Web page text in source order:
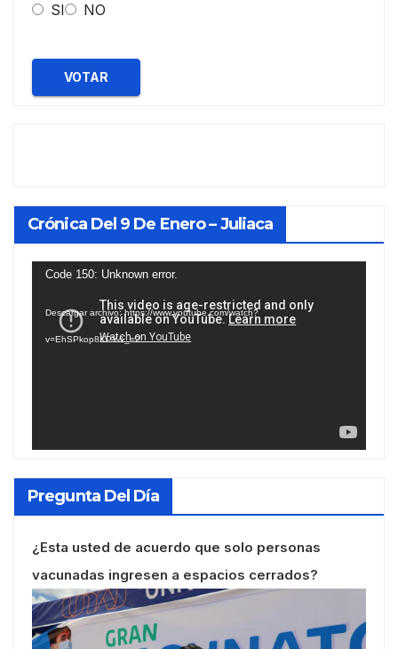
SI NO
VOTAR
Crónica Del 9 De Enero – Juliaca
Reproductor
vídeo
Code 150: Unknown error.
Descargar archivo: https://www.youtube.com/watch?
v=EhSPkop8KPY&_=2
Pregunta Del Día
¿Esta usted de acuerdo que solo personas
vacunadas ingresen a espacios cerrados?